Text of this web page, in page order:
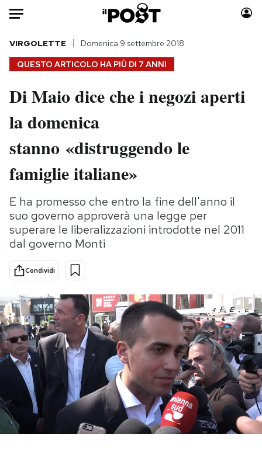
Auto
HOME
Italia
Politica
Tecnologia
Scienza
Cultura
Economia
Sport
Moda
Storie/Idee
Europa
Altrecose
Mondiali calcio 2026
NEWSLETTER
I MIEI PREFERITI
SHOP
QUESTO ARTICOLO HA PIÙ DI 7 ANNI
VIRGOLETTE Domenica 9 settembre 2018
Di Maio dice che i negozi aperti
la domenica
stanno «distruggendo le
famiglie italiane»
E ha promesso che entro la fine dell'anno il
suo governo approverà una legge per
superare le liberalizzazioni introdotte nel 2011
dal governo Monti
Condividi